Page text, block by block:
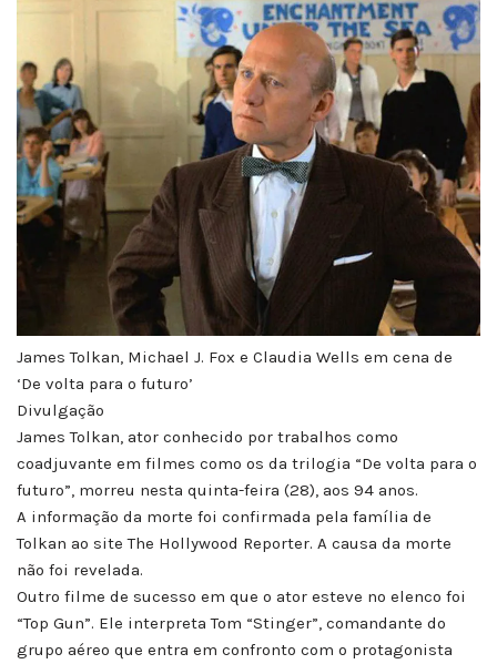
James Tolkan, Michael J. Fox e Claudia Wells em cena de
‘De volta para o futuro’
Divulgação
James Tolkan, ator conhecido por trabalhos como
coadjuvante em filmes como os da trilogia “De volta para o
futuro”, morreu nesta quinta-feira (28), aos 94 anos.
A informação da morte foi confirmada pela família de
Tolkan ao site The Hollywood Reporter. A causa da morte
não foi revelada.
Outro filme de sucesso em que o ator esteve no elenco foi
“Top Gun”. Ele interpreta Tom “Stinger”, comandante do
grupo aéreo que entra em confronto com o protagonista